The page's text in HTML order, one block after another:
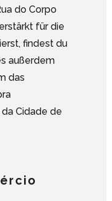
do Corpo
für die
findest du
außerdem
das
Cidade de